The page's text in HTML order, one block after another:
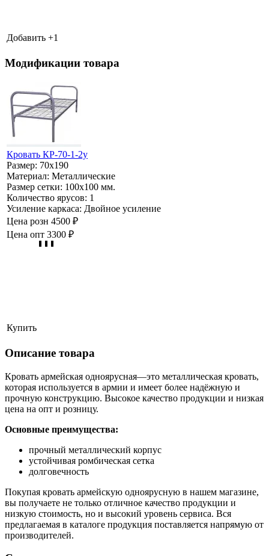
Добавить +1
Модификации товара
Кровать КР-70-1-2у
Размер: 70х190
Материал: Металлические
Размер сетки: 100х100 мм.
Количество ярусов: 1
Усиление каркаса: Двойное усиление
Цена розн 4500 ₽
Цена опт 3300 ₽
Купить
Описание товара
Кровать армейская одноярусная—это металлическая кровать,
которая используется в армии и имеет более надёжную и
прочную конструкцию. Высокое качество продукции и низкая
цена на опт и розницу.
Основные преимущества:
прочный металлический корпус
устойчивая ромбическая сетка
долговечность
Покупая кровать армейскую одноярусную в нашем магазине,
вы получаете не только отличное качество продукции и
низкую стоимость, но и высокий уровень сервиса. Вся
предлагаемая в каталоге продукция поставляется напрямую от
производителей.